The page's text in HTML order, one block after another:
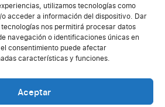
utilizamos tecnologías como
acceder a información del dispositivo. Dar
nos permitirá procesar datos
navegación o identificaciones únicas en
consentimiento puede afectar
características y funciones.
Aceptar